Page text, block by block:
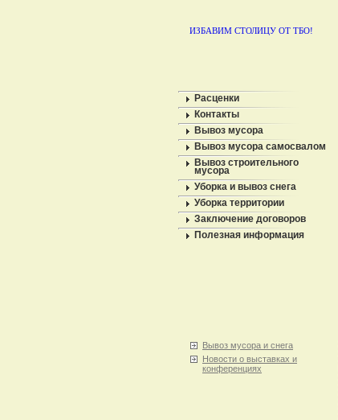
ИЗБАВИМ СТОЛИЦУ ОТ ТБО!
Расценки
Контакты
Вывоз мусора
Вывоз мусора самосвалом
Вывоз строительного
мусора
Уборка и вывоз снега
Уборка территории
Заключение договоров
Полезная информация
Вывоз мусора и снега
Новости о выставках и
конференциях